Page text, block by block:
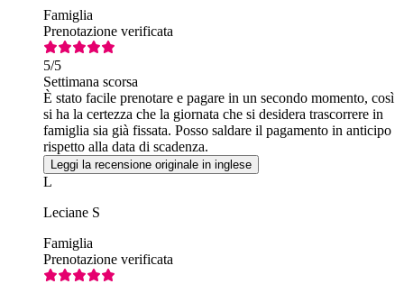
Famiglia
Prenotazione verificata
5/5
Settimana scorsa
È stato facile prenotare e pagare in un secondo momento, così
si ha la certezza che la giornata che si desidera trascorrere in
famiglia sia già fissata. Posso saldare il pagamento in anticipo
rispetto alla data di scadenza.
Leggi la recensione originale in inglese
L
Leciane S
Famiglia
Prenotazione verificata